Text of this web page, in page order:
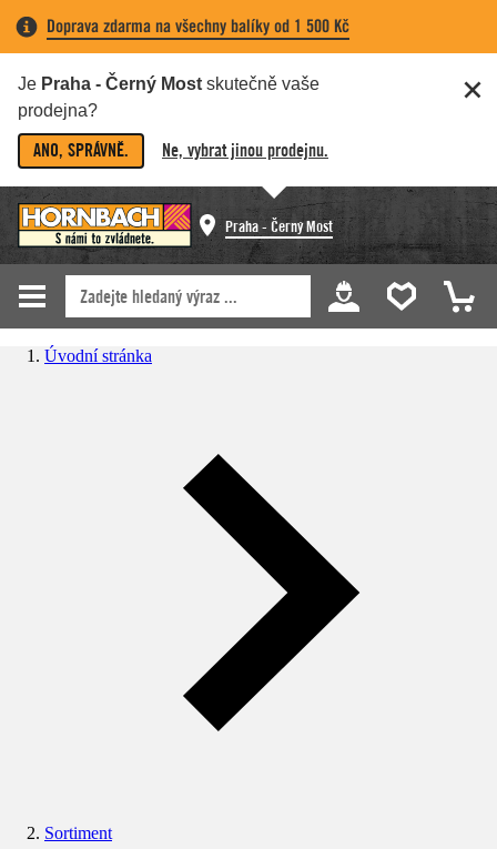
Doprava zdarma na všechny balíky od 1 500 Kč
Je Praha - Černý Most skutečně vaše
prodejna?
ANO, SPRÁVNĚ. Ne, vybrat jinou prodejnu.
Praha - Černý Most
Úvodní stránka
Sortiment